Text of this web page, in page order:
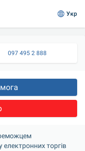
Укр
097 495 2 888
електронних торгів